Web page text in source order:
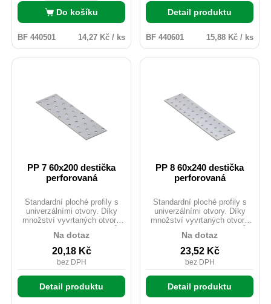
Do košíku
BF 440501 14,27 Kč / ks
Detail produktu
BF 440601 15,88 Kč / ks
PP 7 60x200 destička
perforovaná
Standardní ploché profily s
univerzálními otvory. Díky
množství vyvrtaných otvorů
provést mnoho jednoduchých i
složitých spojů. Často se
používají k montáži střešních
vazníků. Materiál: DX51D +
Z275 Tloušťka: 20mm
Uchycení: ANCHOR tesařské
hřebíky průměr 4.
Na dotaz
20,18 Kč
bez DPH
Detail produktu
PP 8 60x240 destička
perforovaná
Standardní ploché profily s
univerzálními otvory. Díky
množství vyvrtaných otvorů
provést mnoho jednoduchých i
složitých spojů. Často se
používají k montáži střešních
vazníků. Materiál: DX51D +
Z275 Tloušťka: 20mm
Uchycení: ANCHOR tesařské
hřebíky průměr 4.
Na dotaz
23,52 Kč
bez DPH
Detail produktu